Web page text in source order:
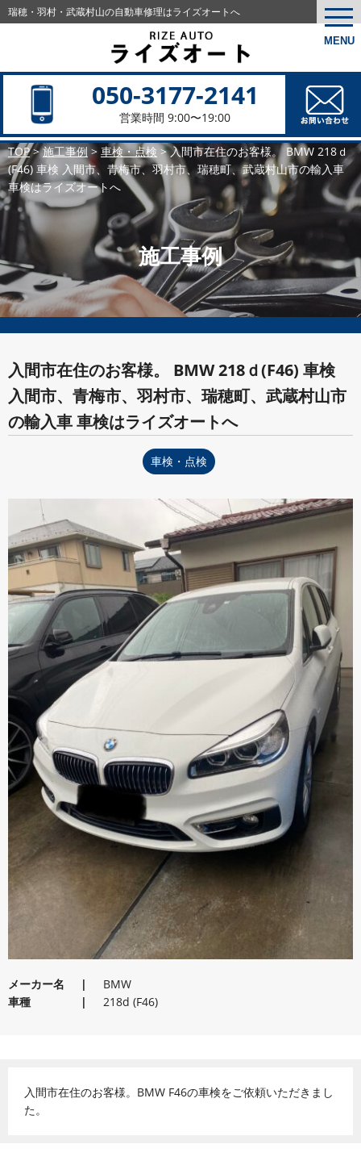
MENU
瑞穂・羽村・武蔵村山の自動車修理はライズオートへ
050-3177-2141
営業時間 9:00〜19:00
TOP>施工事例 > 車検・点検 >入間市在住のお客様。 BMW 218ｄ
(F46) 車検 入間市、青梅市、羽村市、瑞穂町、武蔵村山市の輸入車
車検はライズオートへ
施工事例
入間市在住のお客様。 BMW 218ｄ(F46) 車検
入間市、青梅市、羽村市、瑞穂町、武蔵村山市
の輸入車 車検はライズオートへ
車検・点検
メーカー名
BMW
車種
218d (F46)
入間市在住のお客様。BMW F46の車検をご依頼いただきまし
た。